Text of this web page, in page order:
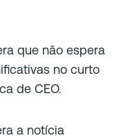
que não espera
no curto
de CEO.
a notícia